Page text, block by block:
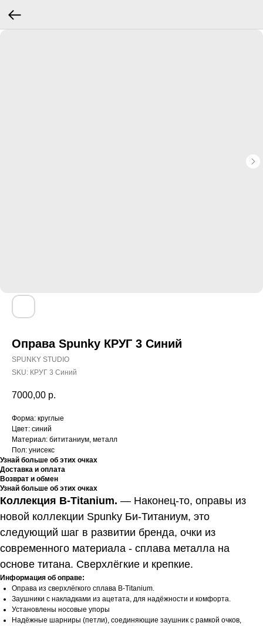
Оправа Spunky КРУГ 3 Синий
SPUNKY STUDIO
SKU: КРУГ 3 Синий
7000,00 р.
Форма: круглые
Цвет: синий
Материал: бититаниум, металл
Пол: унисекс
Узнай больше об этих очках
Доставка и оплата
Возврат и обмен
Узнай больше об этих очках
Коллекция B-Titanium. — Наконец-то, оправы из
новой коллекции Spunky Би-Титаниум, это
следующий шаг в развитии бренда, очки из
современного материала - сплава металла на
основе титана. Сверхлёгкие и крепкие.
Информация об оправе:
Оправа из сверхлёгкого сплава B-Titanium.
Заушники с накладками из ацетата, для надёжности и комфорта.
Установлены носовые упоры
Надёжные шарниры (петли), соединяющие заушник с рамкой очков,